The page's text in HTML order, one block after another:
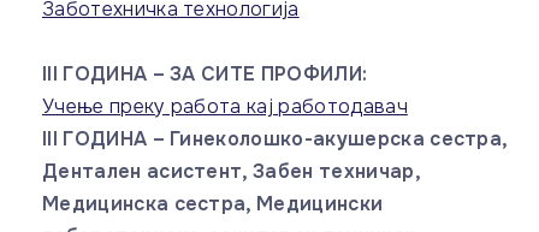
Заботехничка технологија
III ГОДИНА – ЗА СИТЕ ПРОФИЛИ:
Учење преку работа кај работодавач
III ГОДИНА – Гинеколошко-акушерска сестра,
Дентален асистент, Забен техничар,
Медицинска сестра, Медицински